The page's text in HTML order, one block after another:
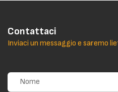
Contattaci
Inviaci un messaggio e saremo